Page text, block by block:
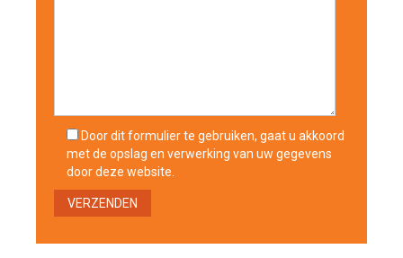
Door dit formulier te gebruiken, gaat u akkoord
met de opslag en verwerking van uw gegevens
door deze website.